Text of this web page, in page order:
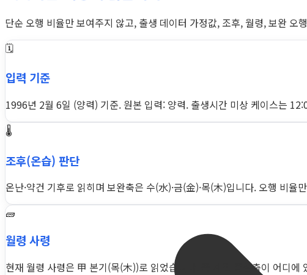
단순 오행 비율만 보여주지 않고, 출생 데이터 가정값, 조후, 월령, 보완 오
🗓️
입력 기준
1996년 2월 6일 (양력) 기준. 원본 입력: 양력. 출생시간 미상 케이스는
🌡️
조후(온습) 판단
온난·약건 기후로 읽히며 보완축은 수(水)·금(金)·목(木)입니다. 오행 비
🧱
월령 사령
현재 월령 사령은 甲 본기(목(木))로 읽었습니다. 즉 계절 중심축이 어디에